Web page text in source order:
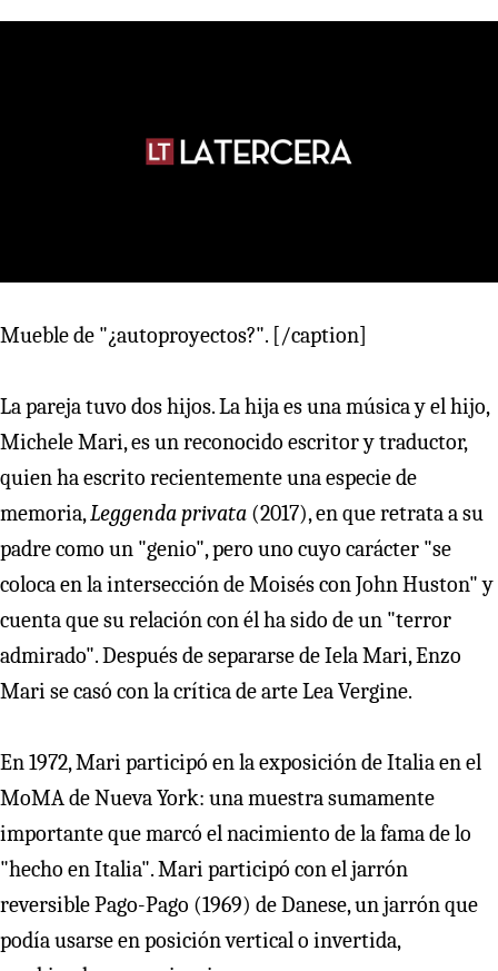
Mueble de "¿autoproyectos?". [/caption]
La pareja tuvo dos hijos. La hija es una música y el hijo,
Michele Mari, es un reconocido escritor y traductor,
quien ha escrito recientemente una especie de
memoria,Leggenda privata (2017), en que retrata a su
padre como un "genio", pero uno cuyo carácter "se
coloca en la intersección de Moisés con John Huston" y
cuenta que su relación con él ha sido de un "terror
admirado". Después de separarse de Iela Mari, Enzo
Mari se casó con la crítica de arte Lea Vergine.
En 1972, Mari participó en la exposición de Italia en el
MoMA de Nueva York: una muestra sumamente
importante que marcó el nacimiento de la fama de lo
"hecho en Italia". Mari participó con el jarrón
reversible Pago-Pago (1969) de Danese, un jarrón que
podía usarse en posición vertical o invertida,